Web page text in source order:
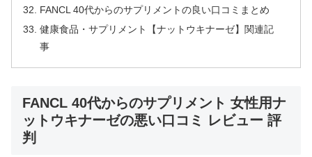
FANCL 40代からのサプリメントの良い口コミまとめ
健康食品・サプリメント【ナットウキナーゼ】関連記
事
FANCL 40代からのサプリメント 女性用ナ
ットウキナーゼの悪い口コミ レビュー 評
判